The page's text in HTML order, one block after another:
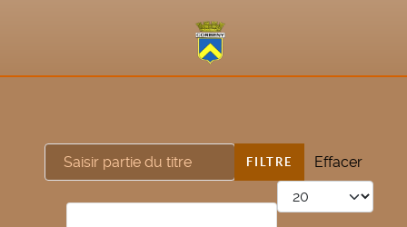
Saisir partie du titre FILTRE
Effacer
Afficher #